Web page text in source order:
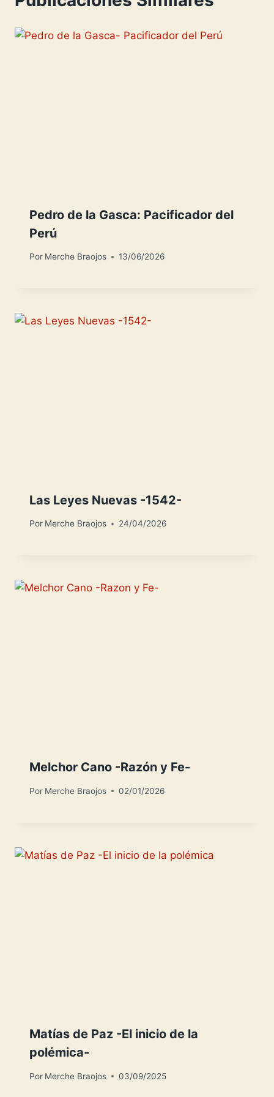
t
Pedro de la Gasca: Pacificador del
Perú
Por Merche Braojos 13/06/2026
Las Leyes Nuevas -1542-
Por Merche Braojos 24/04/2026
Melchor Cano -Razón y Fe-
Por Merche Braojos 02/01/2026
Matías de Paz -El inicio de la
polémica-
Por Merche Braojos 03/09/2025